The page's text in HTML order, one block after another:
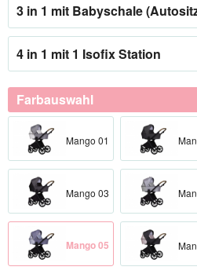
3 in 1 mit Babyschale
4 in 1 mit 1 Isofix Station
Farbauswahl
Mango 01
Mango 03
Mango 05